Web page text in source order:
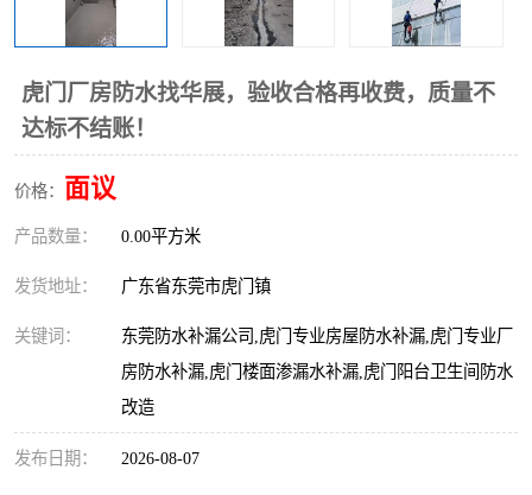
虎门厂房防水找华展，验收合格再收费，质量不
达标不结账！
价格： 面议
产品数量： 0.00平方米
发货地址： 广东省东莞市虎门镇
关键词：
东莞防水补漏公司,虎门专业房屋防水补漏,虎门专业厂
房防水补漏,虎门楼面渗漏水补漏,虎门阳台卫生间防水
改造
发布日期： 2026-08-07